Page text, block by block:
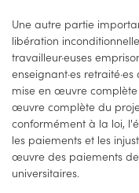
Une autre partie
libération
travailleur·euses
enseignant·es
mise en œuvre
œuvre complète du
conformément à la loi,
les paiements et les
œuvre des paiements
universitaires.